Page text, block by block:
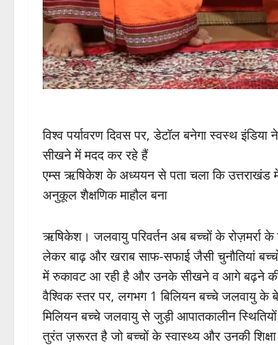
विश्व पर्यावरण दिवस पर, डेटॉल बनेगा स्वस्थ
सीखने में मदद कर रहे हैं
एम्स ऋषिकेश के अध्ययन से पता चला कि उत्तराखंड
अनुकूल शैक्षणिक माहौल बना
ऋषिकेश। जलवायु परिवर्तन अब बच्चों के रोज़मर्रा के
लेकर बाढ़ और खराब साफ-सफाई जैसी चुनौतियां
में रुकावट आ रही है और उनके सीखने व आगे बढ़ने की
वैश्विक स्तर पर, लगभग 1 बिलियन बच्चे जलवायु के
मिलियन बच्चे जलवायु से जुड़ी आपातकालीन
तुरंत ज़रूरत है जो बच्चों के स्वास्थ्य और उनकी शिक्षा